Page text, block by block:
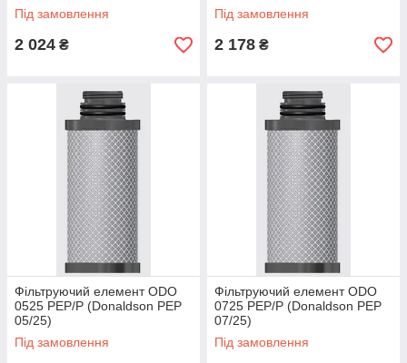
Під замовлення
2 024 ₴
Під замовлення
2 178 ₴
Фільтруючий елемент ODO
0525 PEP/P (Donaldson PEP
05/25)
Під замовлення
Фільтруючий елемент ODO
0725 PEP/P (Donaldson PEP
07/25)
Під замовлення